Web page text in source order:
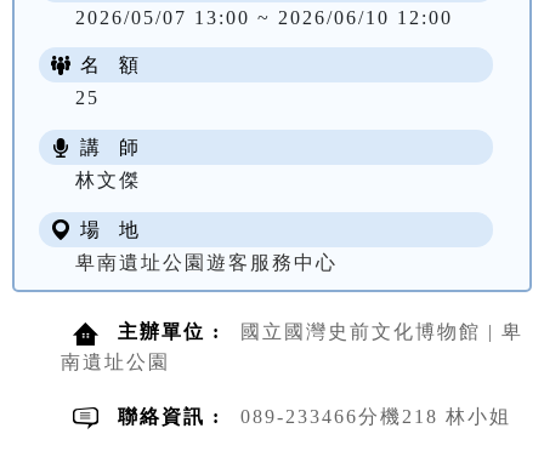
2026/05/07 13:00 ~ 2026/06/10 12:00
名 額
25
講 師
林文傑
場 地
卑南遺址公園遊客服務中心
主辦單位 :
國立國灣史前文化博物館 | 卑
南遺址公園
聯絡資訊 : 089-233466分機218 林小姐